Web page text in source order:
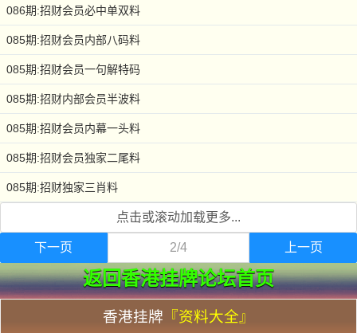
086期:招财会员必中单双料
085期:招财会员内部八码料
085期:招财会员一句解特码
085期:招财内部会员半波料
085期:招财会员内幕一头料
085期:招财会员独家二尾料
085期:招财独家三肖料
点击或滚动加载更多...
下一页 2/4 上一页
返回香港挂牌论坛首页
香港挂牌 『资料大全』